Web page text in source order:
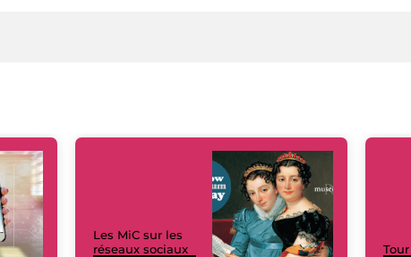
Les MiC sur les
réseaux sociaux